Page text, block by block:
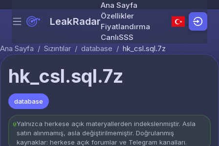
Skip to content
Menu LeakRadar
Ana Sayfa
Özellikler
Fiyatlandırma
CanlıSSS
Ana Sayfa / Sızıntılar / database / hk_csl.sql.7z
hk_csl.sql.7z
database
Yalnızca herkese açık materyallerden indekslenmiştir. Asla
satın alınmamış, asla değiştirilmemiştir. Doğrulanmış
kaynaklar: herkese açık forumlar ve Telegram kanalları.